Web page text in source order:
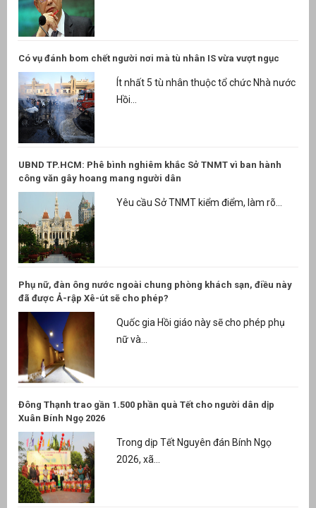
Có vụ đánh bom chết người nơi mà tù nhân IS vừa vượt ngục
Ít nhất 5 tù nhân thuộc tổ chức Nhà nước
Hồi...
UBND TP.HCM: Phê bình nghiêm khắc Sở TNMT vì ban hành
công văn gây hoang mang người dân
Yêu cầu Sở TNMT kiểm điểm, làm rõ...
Phụ nữ, đàn ông nước ngoài chung phòng khách sạn, điều này
đã được Ả-rập Xê-út sẽ cho phép?
Quốc gia Hồi giáo này sẽ cho phép phụ
nữ và...
Đông Thạnh trao gần 1.500 phần quà Tết cho người dân dịp
Xuân Bính Ngọ 2026
Trong dịp Tết Nguyên đán Bính Ngọ
2026, xã...